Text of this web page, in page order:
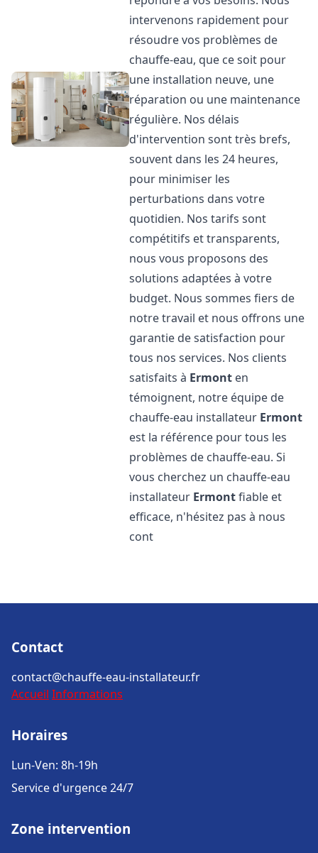
intervenons rapidement pour
résoudre vos problèmes de
chauffe-eau, que ce soit pour
une installation neuve, une
réparation ou une maintenance
régulière. Nos délais
d'intervention sont très brefs,
souvent dans les 24 heures,
pour minimiser les
perturbations dans votre
quotidien. Nos tarifs sont
compétitifs et transparents,
nous vous proposons des
solutions adaptées à votre
budget. Nous sommes fiers de
notre travail et nous offrons une
garantie de satisfaction pour
tous nos services. Nos clients
satisfaits à Ermont en
témoignent, notre équipe de
chauffe-eau installateur Ermont
est la référence pour tous les
problèmes de chauffe-eau. Si
vous cherchez un chauffe-eau
installateur Ermontfiable et
efficace, n'hésitez pas à nous
cont
Contact
contact@chauffe-eau-installateur.fr
Accueil Informations
Horaires
Lun-Ven: 8h-19h
Service d'urgence 24/7
Zone intervention